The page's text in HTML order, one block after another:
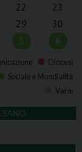
22
23
29
30
5 6
Diocesi
Sociale e Mondialità
Varie